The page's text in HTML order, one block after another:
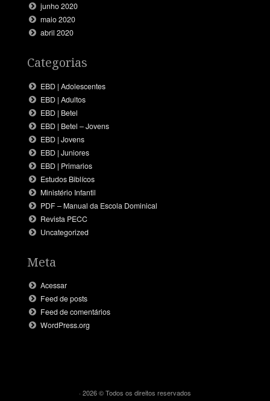
junho 2020
maio 2020
abril 2020
Categorias
EBD | Adolescentes
EBD | Adultos
EBD | Betel
EBD | Betel – Jovens
EBD | Jovens
EBD | Juniores
EBD | Primarios
Estudos Biblícos
Ministério Infantil
PDF – Manual da Escola Dominical
Revista PECC
Uncategorized
Meta
Acessar
Feed de posts
Feed de comentários
WordPress.org
· 2026 © Todos os direitos reservados